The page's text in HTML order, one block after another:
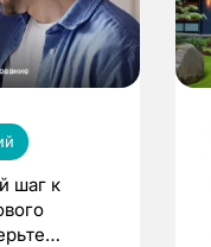
шаг к